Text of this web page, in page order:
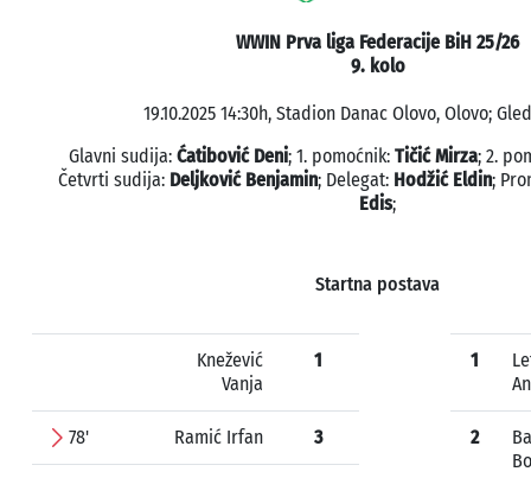
WWIN Prva liga Federacije BiH 25/26
9. kolo
19.10.2025 14:30h, Stadion Danac Olovo, Olovo;
Glavni sudija: Ćatibović Deni; 1. pomoćnik: Tičić Mirza; 2.
Četvrti sudija: Deljković Benjamin; Delegat: Hodžić Eldin;
Edis;
Startna postava
Knežević
Vanja
1
78' Ramić Irfan 3
1
2